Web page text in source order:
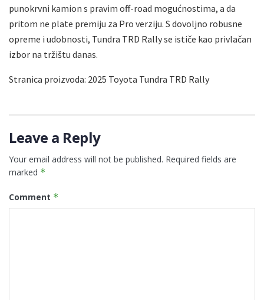
punokrvni kamion s pravim off-road mogućnostima, a da
pritom ne plate premiju za Pro verziju. S dovoljno robusne
opreme i udobnosti, Tundra TRD Rally se ističe kao privlačan
izbor na tržištu danas.
Stranica proizvoda: 2025 Toyota Tundra TRD Rally
Leave a Reply
Your email address will not be published. Required fields are
marked *
Comment *